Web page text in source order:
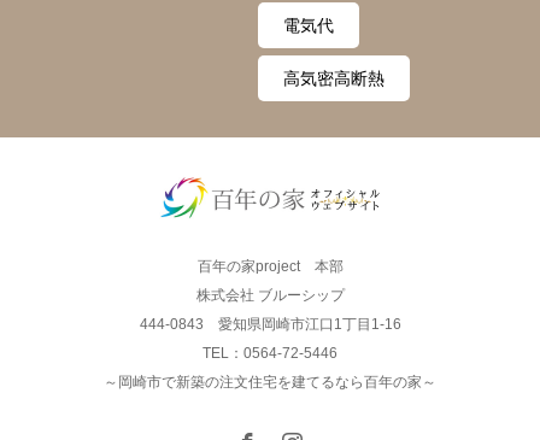
電気代
高気密高断熱
百年の家project 本部
株式会社 ブルーシップ
444-0843 愛知県岡崎市江口1丁目1-16
TEL：0564-72-5446
～岡崎市で新築の注文住宅を建てるなら百年の家～